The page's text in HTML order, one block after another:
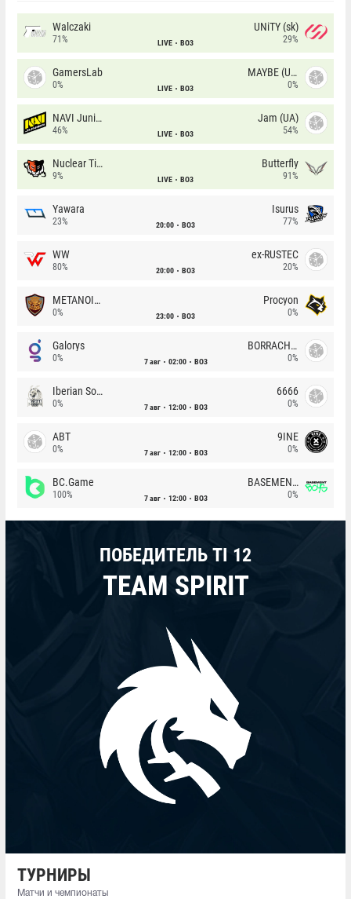
Walczaki
71% LIVE BO3
UNiTY (sk)
29%
GamersLab
0% LIVE BO3
MAYBE (UA)
0%
NAVI Junior
46% LIVE BO3
Jam (UA)
54%
Nuclear TigeRES
9% LIVE BO3
Butterfly
91%
Yawara
23% 20:00 BO3
Isurus
77%
WW
80% 20:00 BO3
ex-RUSTEC
20%
METANOIA Wolves
0% 23:00 BO3
Procyon
0%
Galorys
0% 7 авг 02:00 BO3
BORRACHEIROS
0%
Iberian Soul
0% 7 авг 12:00 BO3
6666
0%
ABT
0% 7 авг 12:00 BO3
9INE
0%
BC.Game
100% 7 авг 12:00 BO3
BASEMENT BOYS
0%
ПОБЕДИТЕЛЬ TI 12
TEAM SPIRIT
ТУРНИРЫ
Матчи и чемпионаты